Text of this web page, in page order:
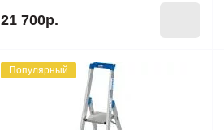
21 700р.
Популярный